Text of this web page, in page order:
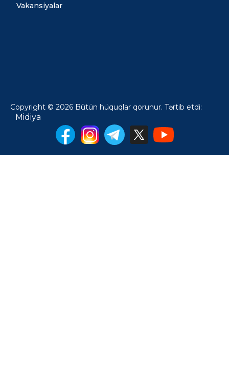
Vakansiyalar
Copyright © 2026 Bütün hüquqlar qorunur. Tərtib etdi:
Midiya